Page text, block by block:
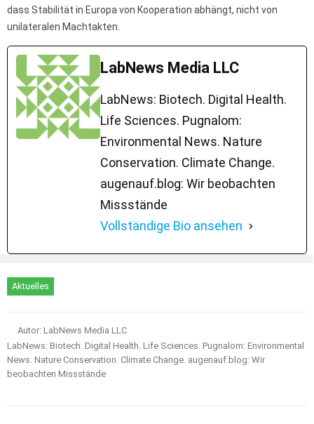
dass Stabilität in Europa von Kooperation abhängt, nicht von
unilateralen Machtakten.
LabNews Media LLC
LabNews: Biotech. Digital Health.
Life Sciences. Pugnalom:
Environmental News. Nature
Conservation. Climate Change.
augenauf.blog: Wir beobachten
Missstände
Vollständige Bio ansehen
Aktuelles
Autor: LabNews Media LLC
LabNews: Biotech. Digital Health. Life Sciences. Pugnalom: Environmental
News. Nature Conservation. Climate Change. augenauf.blog: Wir
beobachten Missstände